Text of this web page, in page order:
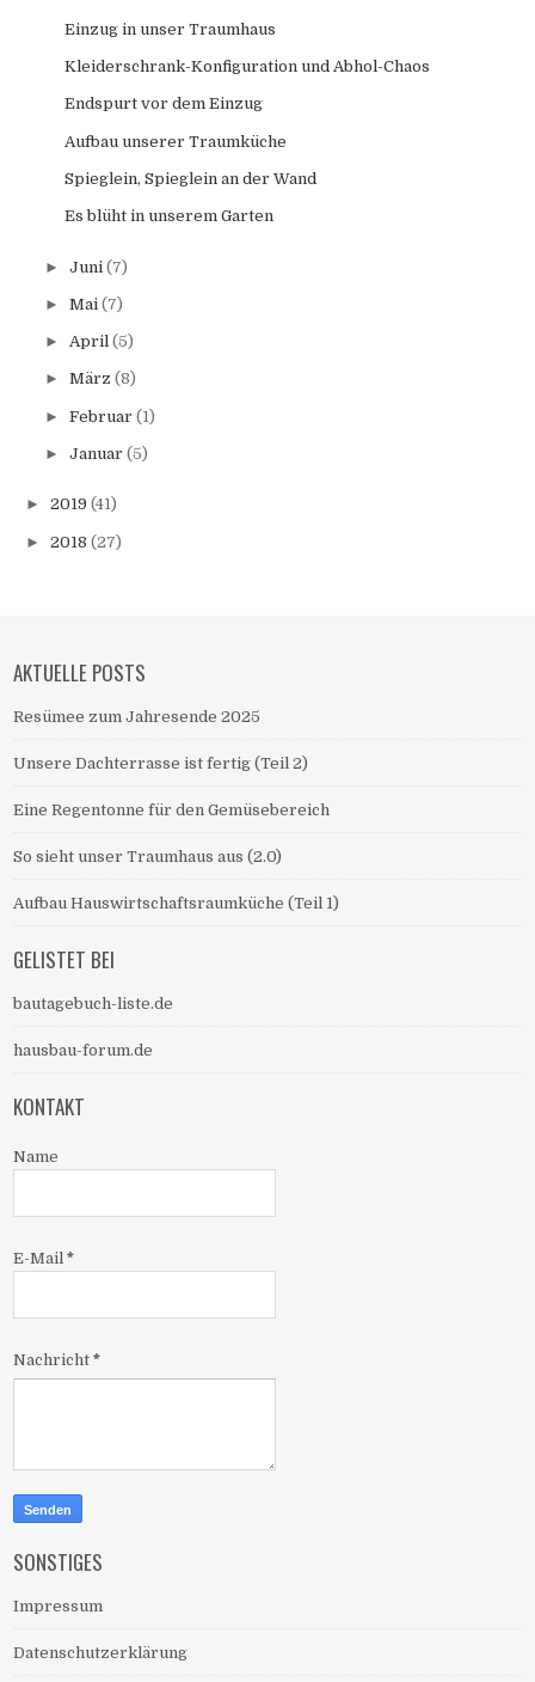
Einzug in unser Traumhaus
Kleiderschrank-Konfiguration und Abhol-Chaos
Endspurt vor dem Einzug
Aufbau unserer Traumküche
Spieglein, Spieglein an der Wand
Es blüht in unserem Garten
► Juni (7)
► Mai (7)
► April (5)
► März (8)
► Februar (1)
► Januar (5)
►2019(41)
►2018(27)
AKTUELLE POSTS
Resümee zum Jahresende 2025
Unsere Dachterrasse ist fertig (Teil 2)
Eine Regentonne für den Gemüsebereich
So sieht unser Traumhaus aus (2.0)
Aufbau Hauswirtschaftsraumküche (Teil 1)
GELISTET BEI
bautagebuch-liste.de
hausbau-forum.de
KONTAKT
Name
E-Mail*
Nachricht*
SONSTIGES
Impressum
Datenschutzerklärung